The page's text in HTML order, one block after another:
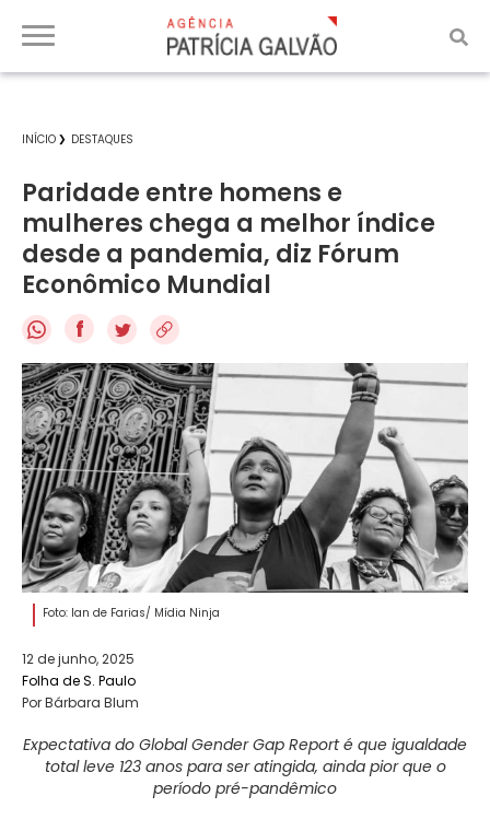
INÍCIO DESTAQUES
Paridade entre homens e
mulheres chega a melhor índice
desde a pandemia, diz Fórum
Econômico Mundial
f
Foto: Ian de Farias/ Mídia Ninja
12 de junho, 2025
Folha de S. Paulo
Por Bárbara Blum
Expectativa do Global Gender Gap Report é que igualdade
total leve 123 anos para ser atingida, ainda pior que o
período pré-pandêmico